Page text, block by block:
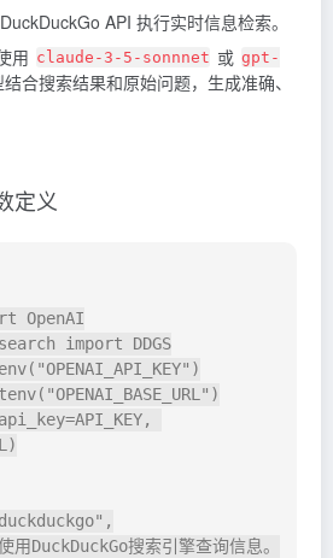
API 执行实时信息检索。
用 claude-3-5-sonnnet 或 gpt-
合搜索结果和原始问题，生成准确、
定义
OpenAI
import DDGS
搜索引擎查询信息。